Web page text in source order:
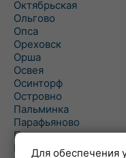
Октябрьская
Ольгово
Опса
Ореховск
Орша
Освея
Осинторф
Островно
Пальминка
Парафьяново
Плисса
ПовятьеДля обеспечения